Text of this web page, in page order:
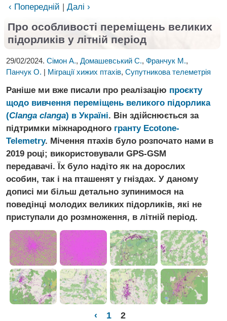
‹ Попередній | Далі ›
Про особливості переміщень великих
підорликів у літній період
29/02/2024. Сімон А., Домашевський С., Франчук М.,
Панчук О. | Міграції хижих птахів, Супутникова телеметрія
Раніше ми вже писали про реалізацію проєкту
щодо вивчення переміщень великого підорлика
(Clanga clanga) в Україні. Він здійснюється за
підтримки міжнародного гранту Ecotone-
Telemetry. Мічення птахів було розпочато нами в
2019 році; використовували GPS-GSM
передавачі. Їх було надіто як на дорослих
особин, так і на пташенят у гніздах. У даному
дописі ми більш детально зупинимося на
поведінці молодих великих підорликів, які не
приступали до розмноження, в літній період.
‹ 1 2